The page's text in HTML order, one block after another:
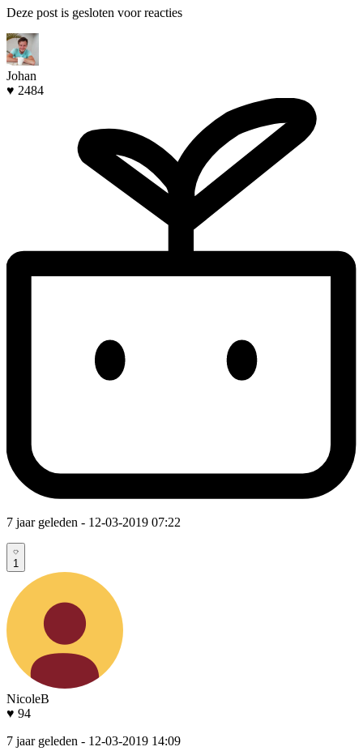
Deze post is gesloten voor reacties
Johan
♥ 2484
7 jaar geleden - 12-03-2019 07:22
1
NicoleB
♥ 94
7 jaar geleden - 12-03-2019 14:09